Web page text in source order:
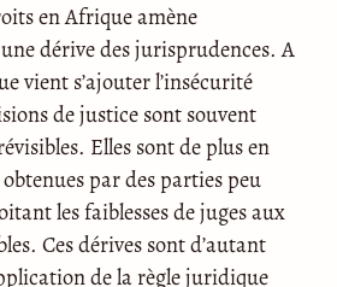
en Afrique amène
dérive des jurisprudences. A
vient s’ajouter l’insécurité
de justice sont souvent
Elles sont de plus en
par des parties peu
les faiblesses de juges aux
Ces dérives sont d’autant
de la règle juridique